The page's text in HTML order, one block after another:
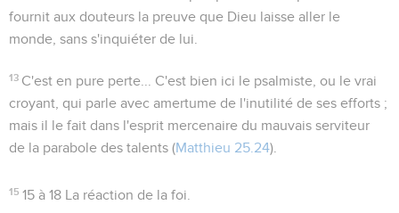
fournit aux douteurs la preuve que Dieu laisse aller le
monde, sans s'inquiéter de lui.
13 C'est en pure perte...
C'est bien ici le psalmiste, ou le vrai
croyant, qui parle avec amertume de l'inutilité de ses efforts ;
mais il le fait dans l'esprit mercenaire du mauvais serviteur
de la parabole des talents (Matthieu 25.24).
15 15 à 18 La réaction de la foi.